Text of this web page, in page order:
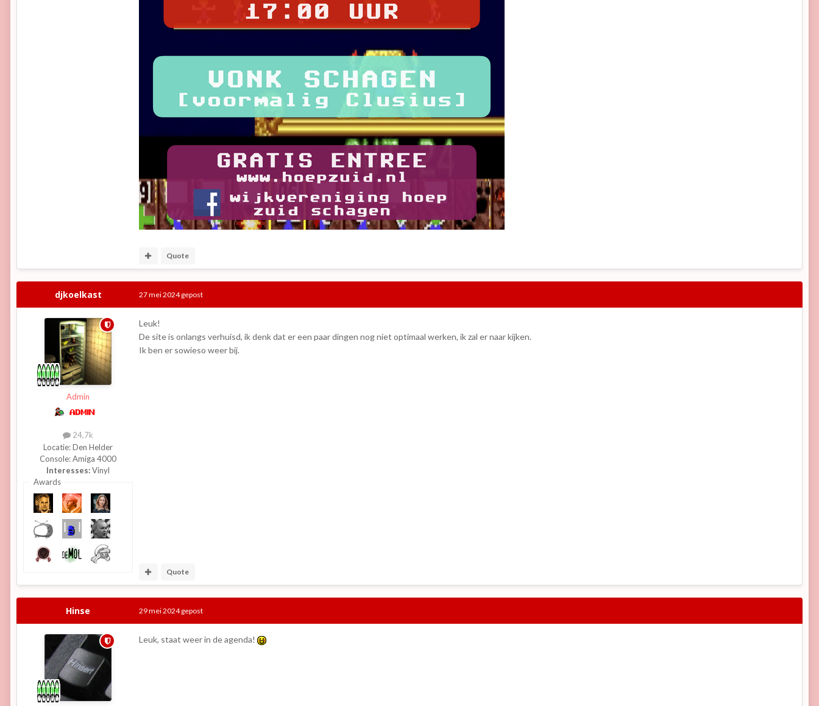
Quote
djkoelkast
Admin
24,7k
Locatie:Den Helder
Console:Amiga 4000
Interesses:Vinyl
Awards
27 mei 2024gepost
Leuk!
De site is onlangs verhuisd, ik denk dat er een paar dingen nog niet optimaal werken, ik zal er naar kijken.
Ik ben er sowieso weer bij.
Quote
Hinse 29 mei 2024gepost
Leuk, staat weer in de agenda!